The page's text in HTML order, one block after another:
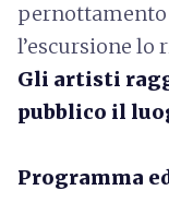
pernottamento
l’escursione lo
Gli artisti
pubblico il
Programma